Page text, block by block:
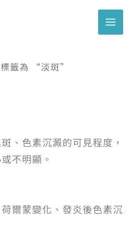
籤為 “淡斑”
、色素沉澱的可見程度，
不明顯。
爾蒙變化、發炎後色素沉